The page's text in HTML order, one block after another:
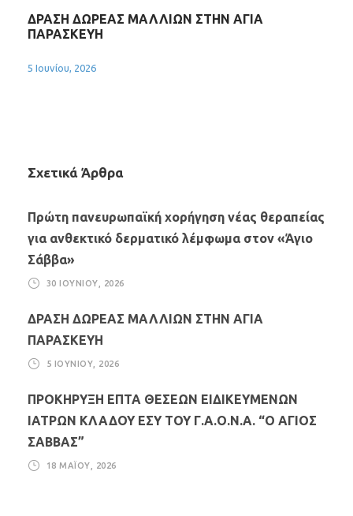
ΔΡΑΣΗ ΔΩΡΕΑΣ ΜΑΛΛΙΩΝ ΣΤΗΝ ΑΓΙΑ
ΠΑΡΑΣΚΕΥΗ
5 Ιουνίου, 2026
Σχετικά Άρθρα
Πρώτη πανευρωπαϊκή χορήγηση νέας θεραπείας
για ανθεκτικό δερματικό λέμφωμα στον «Άγιο
Σάββα»
30 ΙΟΥΝΊΟΥ, 2026
ΔΡΑΣΗ ΔΩΡΕΑΣ ΜΑΛΛΙΩΝ ΣΤΗΝ ΑΓΙΑ
ΠΑΡΑΣΚΕΥΗ
5 ΙΟΥΝΊΟΥ, 2026
ΠΡΟΚΗΡΥΞΗ ΕΠΤΑ ΘΕΣΕΩΝ ΕΙΔΙΚΕΥΜΕΝΩΝ
ΙΑΤΡΩΝ ΚΛΑΔΟΥ ΕΣΥ ΤΟΥ Γ.Α.Ο.Ν.Α. “Ο ΑΓΙΟΣ
ΣΑΒΒΑΣ”
18 ΜΑΪ́ΟΥ, 2026